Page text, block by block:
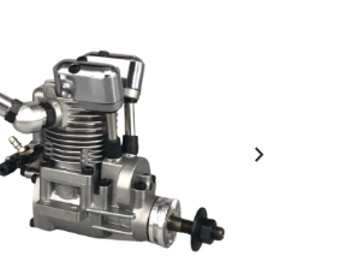
chevron_right